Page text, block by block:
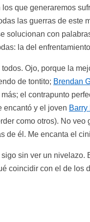
que generaremos
las guerras de
solucionan con
la del
Ojo, porque la
de tontito; Brendan
el contrapunto
encantó y el joven Barry
como otros). No
de él. Me encanta el
sin ver un
coincidir con el de los